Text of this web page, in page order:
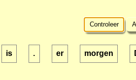
Controleer
is . er morgen